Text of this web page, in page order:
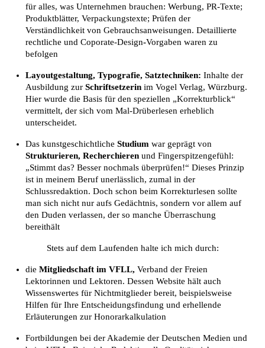
für alles, was Unternehmen brauchen: Werbung, PR-Texte;
Produktblätter, Verpackungstexte; Prüfen der
Verständlichkeit von Gebrauchsanweisungen. Detaillierte
rechtliche und Coporate-Design-Vorgaben waren zu
befolgen
Layoutgestaltung, Typografie, Satztechniken: Inhalte der
Ausbildung zurSchriftsetzerin imVogel Verlag, Würzburg.
Hier wurde die Basis für den speziellen „Korrekturblick“
vermittelt, der sich vom Mal-Drüberlesen erheblich
unterscheidet.
Das kunstgeschichtlicheStudium war geprägt von
Strukturieren, Recherchieren und Fingerspitzengefühl:
„Stimmt das? Besser nochmals überprüfen!“ Dieses Prinzip
ist in meinem Beruf unerlässlich, zumal in der
Schlussredaktion. Doch schon beim Korrekturlesen sollte
man sich nicht nur aufs Gedächtnis, sondern vor allem auf
den Duden verlassen, der so manche Überraschung
bereithält
Stets auf dem Laufenden halte ich mich durch:
dieMitgliedschaft im VFLL, Verband der Freien
Lektorinnen und Lektoren. Dessen Website hält auch
Wissenswertes für Nichtmitglieder bereit, beispielsweise
Hilfen für Ihre Entscheidungsfindung und erhellende
Erläuterungen zurHonorarkalkulation
Fortbildungen bei der Akademie der Deutschen Medien und